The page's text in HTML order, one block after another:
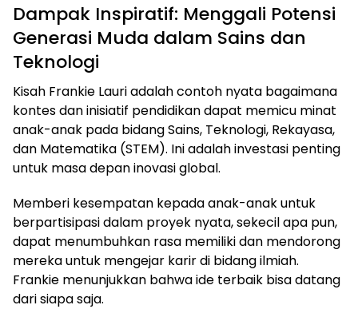
Dampak Inspiratif: Menggali Potensi
Generasi Muda dalam Sains dan
Teknologi
Kisah Frankie Lauri adalah contoh nyata bagaimana
kontes dan inisiatif pendidikan dapat memicu minat
anak-anak pada bidang Sains, Teknologi, Rekayasa,
dan Matematika (STEM). Ini adalah investasi penting
untuk masa depan inovasi global.
Memberi kesempatan kepada anak-anak untuk
berpartisipasi dalam proyek nyata, sekecil apa pun,
dapat menumbuhkan rasa memiliki dan mendorong
mereka untuk mengejar karir di bidang ilmiah.
Frankie menunjukkan bahwa ide terbaik bisa datang
dari siapa saja.